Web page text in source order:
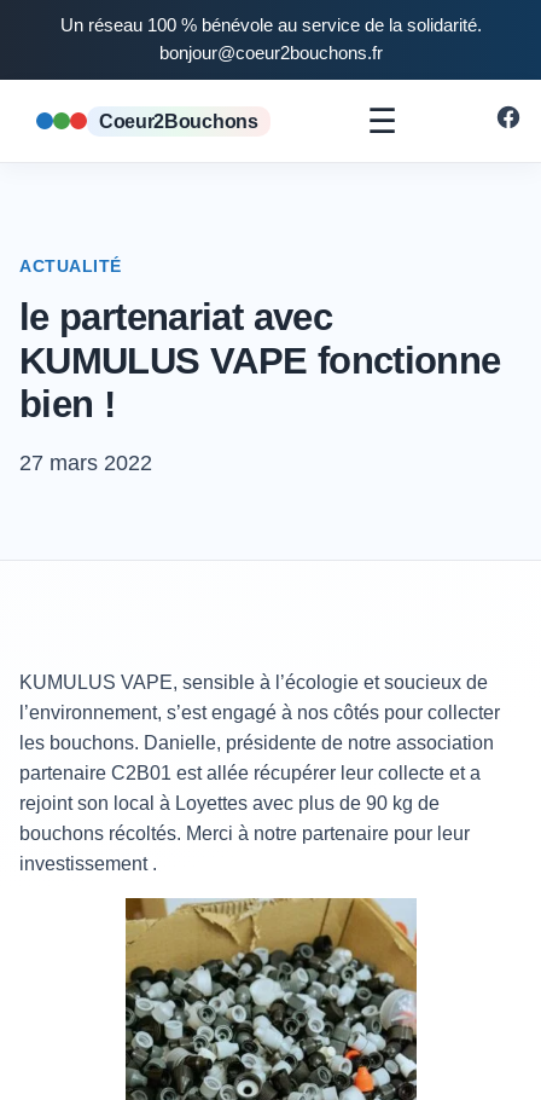
Un réseau 100 % bénévole au service de la solidarité.
bonjour@coeur2bouchons.fr
Coeur2Bouchons ☰
ACTUALITÉ
le partenariat avec
KUMULUS VAPE fonctionne
bien !
27 mars 2022
KUMULUS VAPE, sensible à l’écologie et soucieux de
l’environnement, s’est engagé à nos côtés pour collecter
les bouchons. Danielle, présidente de notre association
partenaire C2B01 est allée récupérer leur collecte et a
rejoint son local à Loyettes avec plus de 90 kg de
bouchons récoltés. Merci à notre partenaire pour leur
investissement .